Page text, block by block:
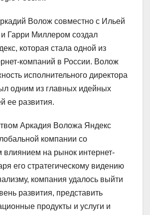
Волож совместно с Ильей
Гарри Миллером создал
которая стала одной из
компаний в России. Волож
исполнительного директора
одним из главных идейных
ее развития.
Аркадия Воложа Яндекс
компании со
влиянием на рынок интернет-
его стратегическому видению
компания удалось выйти
развития, представить
продукты и услуги и